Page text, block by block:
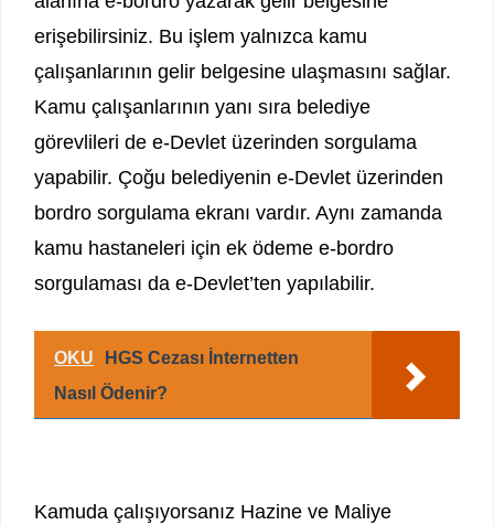
erişebilirsiniz. Bu işlem yalnızca kamu
çalışanlarının gelir belgesine ulaşmasını sağlar.
Kamu çalışanlarının yanı sıra belediye
görevlileri de e-Devlet üzerinden sorgulama
yapabilir. Çoğu belediyenin e-Devlet üzerinden
bordro sorgulama ekranı vardır. Aynı zamanda
kamu hastaneleri için ek ödeme e-bordro
sorgulaması da e-Devlet’ten yapılabilir.
OKU
HGS Cezası İnternetten
Nasıl Ödenir?
Kamuda çalışıyorsanız Hazine ve Maliye